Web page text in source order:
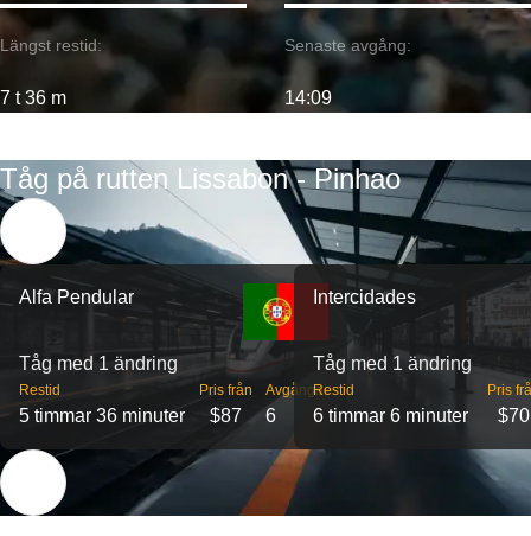
Längst restid:
7 t 36 m
Senaste avgång:
14:09
Tåg på rutten Lissabon - Pinhao
Alfa Pendular
Tåg med 1 ändring
Restid
5 timmar 36 minuter
Pris från
$87
Avgångar
6
Intercidades
Tåg med 1 ändring
Restid
6 timmar 6 minuter
Pris
$70